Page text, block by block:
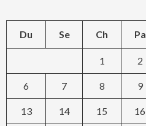
Du Se Ch Pa
1 2
6 7 8 9
13 14 15 16